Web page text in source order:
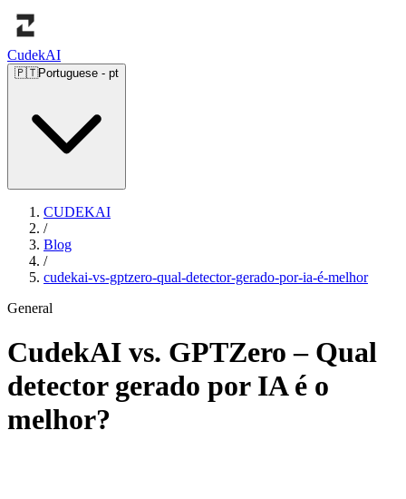
CudekAI
🇵🇹Portuguese - pt
CUDEKAI
/
Blog
/
cudekai-vs-gptzero-qual-detector-gerado-por-ia-é-melhor
General
CudekAI vs. GPTZero – Qual
detector gerado por IA é o
melhor?